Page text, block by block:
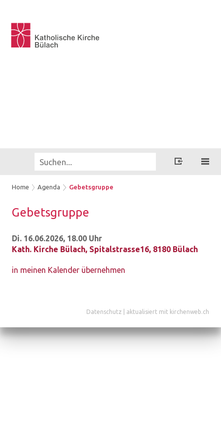
Home Agenda Gebetsgruppe
Ge­bets­grup­pe
Di. 16.06.2026, 18.00 Uhr
Kath. Kirche Bülach, Spitalstrasse16, 8180 Bülach
in meinen Kalender übernehmen
Datenschutz aktualisiert mit kirchenweb.ch